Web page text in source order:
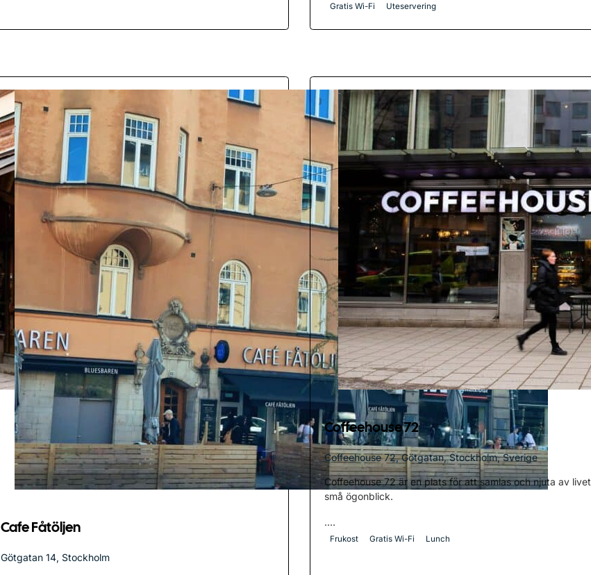
Gratis Wi-Fi Uteservering
Cafe Fåtöljen
Götgatan 14, Stockholm
Coffeehouse 72
Coffeehouse 72, Götgatan, Stockholm, Sverige
Coffeehouse 72 är en plats för att samlas och njuta av
små ögonblick.
....
Frukost Gratis Wi-Fi Lunch